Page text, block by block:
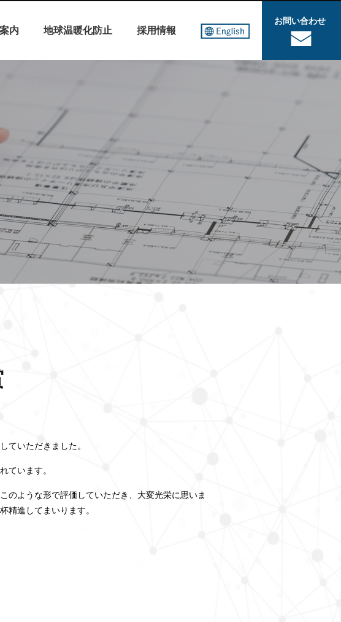
内 地球温暖化防止 採用情報
お問い合わせ
ていただきました。
ています。
のような形で評価していただき、大変光栄に思いま
精進してまいります。